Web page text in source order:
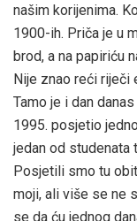
našim korijenima.
1900-ih. Priča je u
brod, a na papiriću
Nije znao reći riječi
Tamo je i dan
1995. posjetio
jedan od studenata
Posjetili smo tu
moji, ali više se ne
se da ću jednog